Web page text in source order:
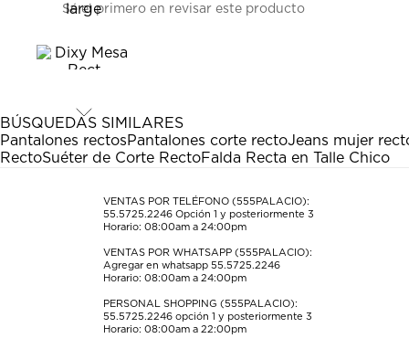
para
el
artículo
estrella
Esta
acción
abrirá
formulario
para
el
artículo
estrellas.
Esta
acción
abrirá
formulario
de
para
estrellas.
Esta
acción
abrirá
formulario
de
para
estrellas.
Esta
acción
abrirá
formulario
de
para
acción
abrirá
formulario
de
envío.
Sé el primero en revisar este producto
BÚSQUEDAS SIMILARES
Pantalones rectosPantalones corte rectoJeans mujer
RectoSuéter de Corte RectoFalda Recta en Talle Chico
VENTAS POR TELÉFONO (555PALACIO):
55.5725.2246 Opción 1 y posteriormente 3
Horario: 08:00am a 24:00pm
VENTAS POR WHATSAPP (555PALACIO):
Agregar en whatsapp 55.5725.2246
Horario: 08:00am a 24:00pm
PERSONAL SHOPPING (555PALACIO):
55.5725.2246 opción 1 y posteriormente 3
Horario: 08:00am a 22:00pm